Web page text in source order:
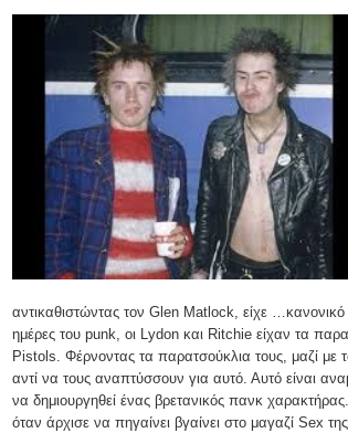
αντικαθιστώντας τον Glen Matlock, είχε
ημέρες του punk, οι Lydon και Ritchie είχαν τα
Pistols. Φέρνοντας τα παρατσούκλια τους, μαζί με
αντί να τους αναπτύσσουν για αυτό. Αυτό είναι
να δημιουργηθεί ένας βρετανικός πανκ
όταν άρχισε να πηγαίνει βγαίνει στο μαγαζί Sex